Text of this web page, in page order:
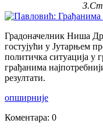
Градоначелник Ниша
гостујући у Јутарњем
политичка ситуација у
грађанима
резултати.
опширније
Коментара: 0